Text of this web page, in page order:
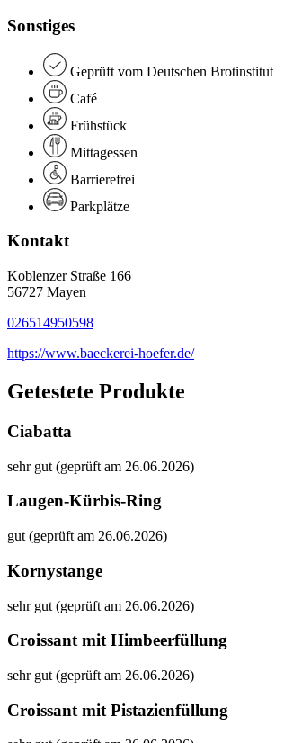
Sonstiges
Geprüft vom Deutschen Brotinstitut
Café
Frühstück
Mittagessen
Barrierefrei
Parkplätze
Kontakt
Koblenzer Straße 166
56727 Mayen
026514950598
https://www.baeckerei-hoefer.de/
Getestete Produkte
Ciabatta
sehr gut (geprüft am 26.06.2026)
Laugen-Kürbis-Ring
gut (geprüft am 26.06.2026)
Kornystange
sehr gut (geprüft am 26.06.2026)
Croissant mit Himbeerfüllung
sehr gut (geprüft am 26.06.2026)
Croissant mit Pistazienfüllung